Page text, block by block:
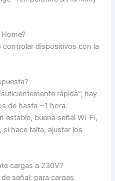
controlar dispositivos con la
rápida”; hay
de hasta ~1 hora.
estable, buena señal Wi-Fi,
hace falta, ajustar los
cargas a 230V?
señal; para cargas